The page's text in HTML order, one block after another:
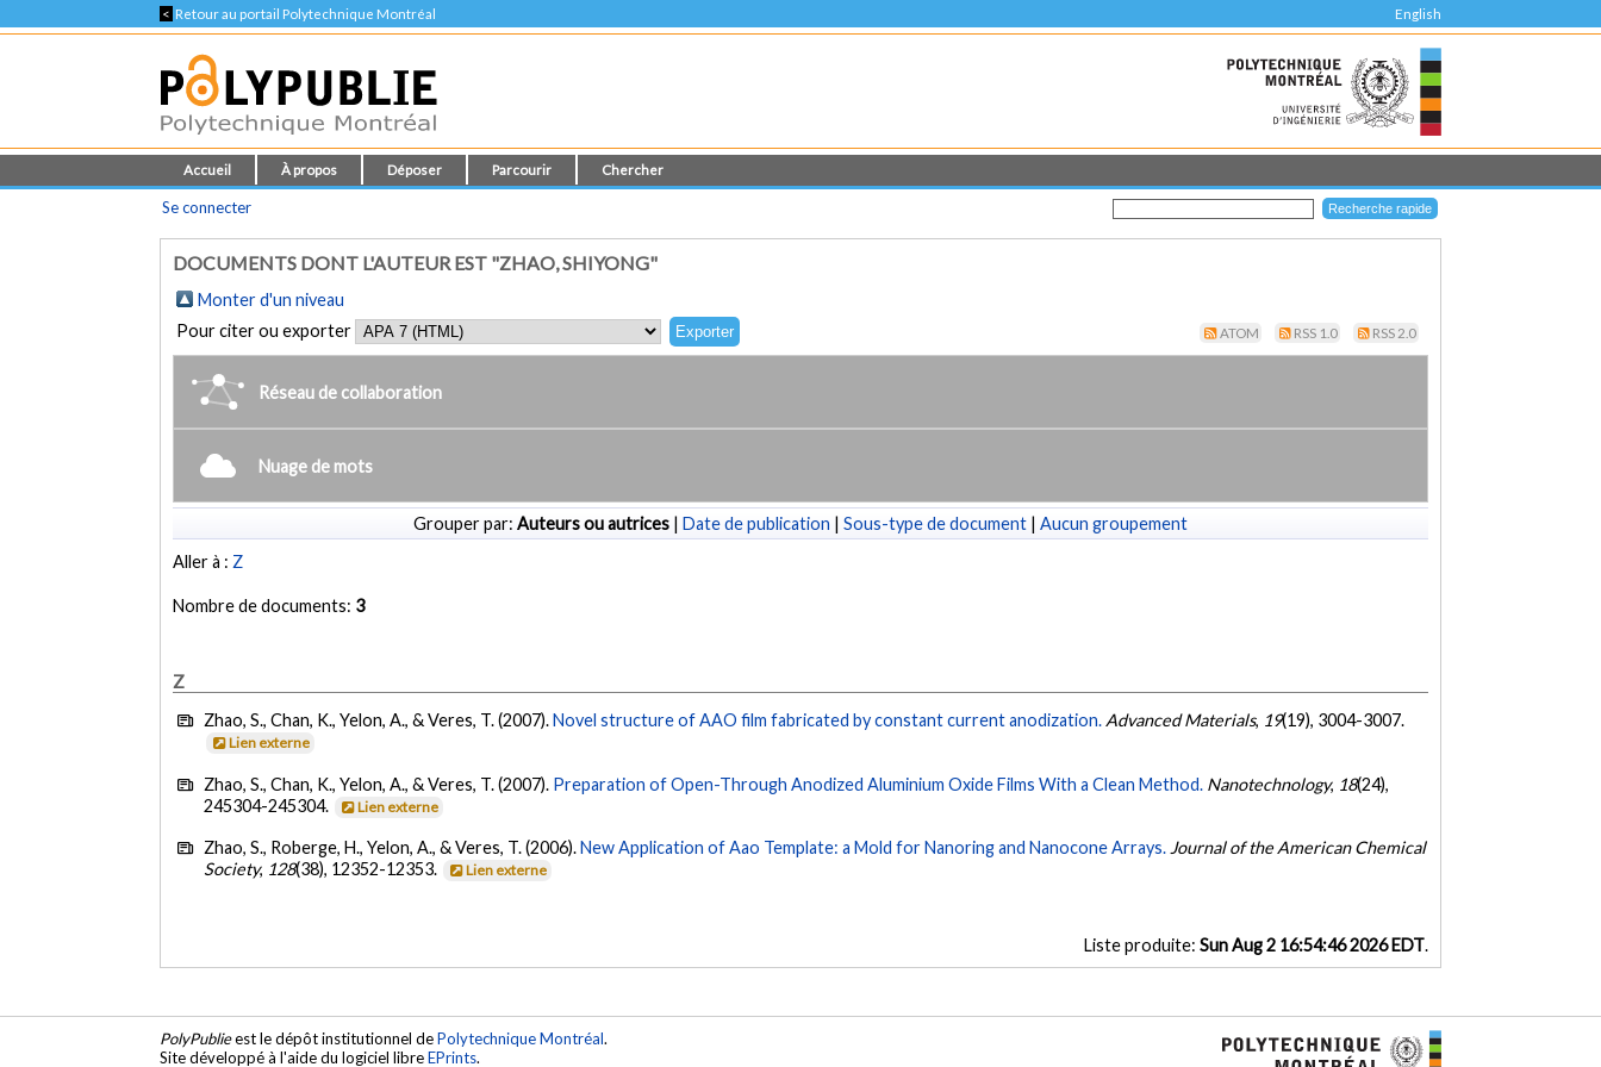
< Retour au portail Polytechnique Montréal English
Accueil À propos Déposer Parcourir Chercher
Se connecter
DOCUMENTS DONT L'AUTEUR EST "ZHAO, SHIYONG"
Monter d'un niveau
Pour citer ou exporter
ATOM RSS 1.0 RSS 2.0
Réseau de collaboration
Nuage de mots
Grouper par: Auteurs ou autrices | Date de publication | Sous-type de document | Aucun groupement
Aller à : Z
Nombre de documents: 3
Z
Zhao, S., Chan, K., Yelon, A., & Veres, T. (2007).Novel structure of AAO film fabricated by constant current anodization. Advanced Materials, 19(19), 3004-3007.
Lien externe
Zhao, S., Chan, K., Yelon, A., & Veres, T. (2007). Preparation of Open-Through Anodized Aluminium Oxide Films With a Clean Method. Nanotechnology, 18(24),
245304-245304.
Lien externe
Zhao, S., Roberge, H., Yelon, A., & Veres, T. (2006).New Application of Aao Template: a Mold for Nanoring and Nanocone Arrays. Journal of the American Chemical
Society, 128(38), 12352-12353. Lien externe
Liste produite: Sun Aug 2 16:54:46 2026 EDT.
PolyPublieest le dépôt institutionnel dePolytechnique Montréal.
Site développé à l'aide du logiciel libreEPrints.